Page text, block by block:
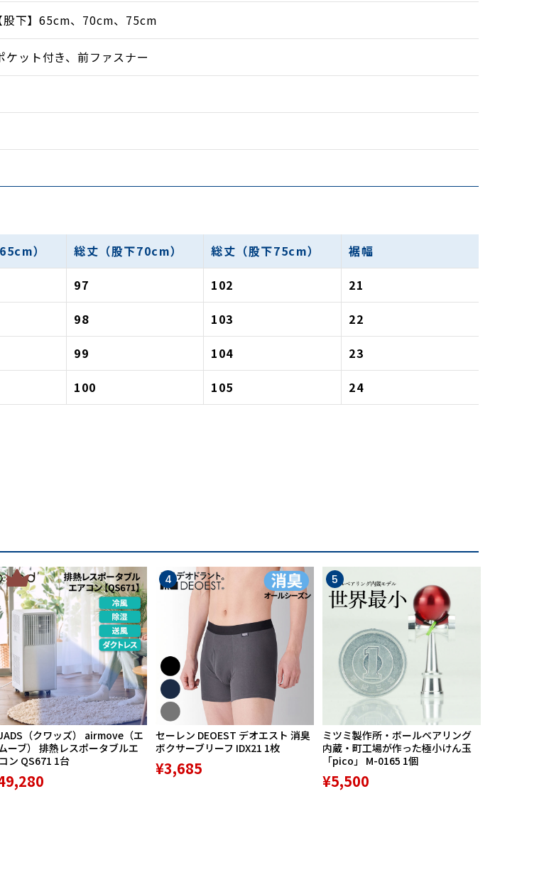
下】65cm、70cm、75cm
ット付き、前ファスナー
） 総丈（股下70cm） 総丈（股下75cm）
裾幅
97 102
21
98 103
22
99 104
23
100 105 24
3
（クワッズ） airmove（エ
ーブ） 排熱レスポータブルエ
ン QS671 1台
4
セーレン DEOEST デオエスト 消臭
ボクサーブリーフ IDX21 1枚
¥3,685
5
ミツミ製作所・ボールベアリング
内蔵・町工場が作った極小けん玉
「pico」 M-0165 1個
¥5,500